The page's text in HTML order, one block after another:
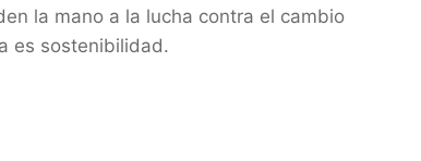
la mano a la lucha contra el cambio
es sostenibilidad.